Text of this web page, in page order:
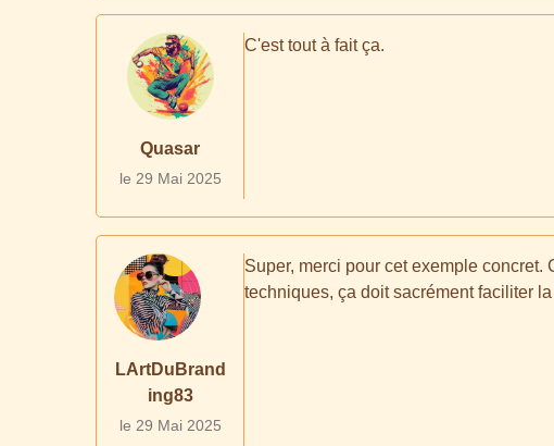
Quasar
le 29 Mai 2025
C'est tout à fait ça.
LArtDuBrand
ing83
le 29 Mai 2025
Super, merci pour cet exemple
techniques, ça doit sacrément faciliter